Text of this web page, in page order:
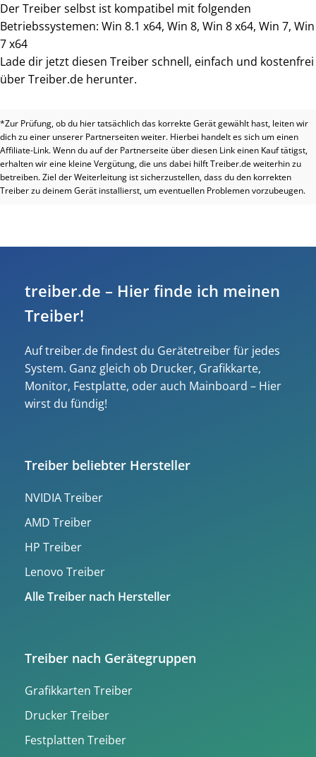
Der Treiber selbst ist kompatibel mit folgenden
Betriebssystemen: Win 8.1 x64, Win 8, Win 8 x64, Win 7, Win
7 x64
Lade dir jetzt diesen Treiber schnell, einfach und kostenfrei
über Treiber.de herunter.
*Zur Prüfung, ob du hier tatsächlich das korrekte Gerät gewählt hast, leiten wir
dich zu einer unserer Partnerseiten weiter. Hierbei handelt es sich um einen
Affiliate-Link. Wenn du auf der Partnerseite über diesen Link einen Kauf tätigst,
erhalten wir eine kleine Vergütung, die uns dabei hilft Treiber.de weiterhin zu
betreiben. Ziel der Weiterleitung ist sicherzustellen, dass du den korrekten
Treiber zu deinem Gerät installierst, um eventuellen Problemen vorzubeugen.
treiber.de – Hier finde ich meinen
Treiber!
Auf treiber.de findest du Gerätetreiber für jedes
System. Ganz gleich ob Drucker, Grafikkarte,
Monitor, Festplatte, oder auch Mainboard – Hier
wirst du fündig!
Treiber beliebter Hersteller
NVIDIA Treiber
AMD Treiber
HP Treiber
Lenovo Treiber
Alle Treiber nach Hersteller
Treiber nach Gerätegruppen
Grafikkarten Treiber
Drucker Treiber
Festplatten Treiber